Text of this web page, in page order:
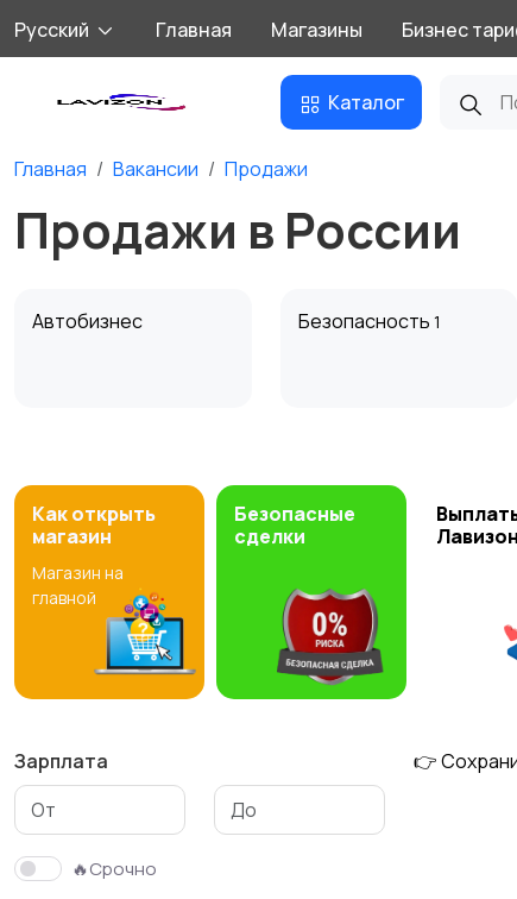
Русский Главная Магазины Бизнес
Каталог
Главная Вакансии Продажи
Продажи в России
Автобизнес Безопасность 1
Медицина 1 Начало карьеры
Туризм и гостиницы
Как открыть
магазин
Магазин на
главной
Безопасные
сделки
Лавизон
Зарплата
🔥Срочно
👉